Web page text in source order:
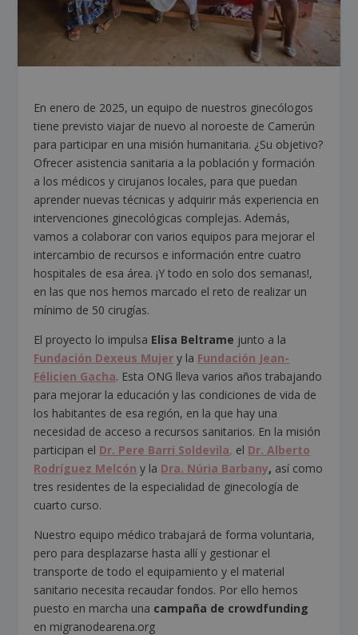
En enero de 2025, un equipo de nuestros ginecólogos
tiene previsto viajar de nuevo al noroeste de Camerún
para participar en una misión humanitaria. ¿Su objetivo?
Ofrecer asistencia sanitaria a la población y formación
a los médicos y cirujanos locales, para que puedan
aprender nuevas técnicas y adquirir más experiencia en
intervenciones ginecológicas complejas. Además,
vamos a colaborar con varios equipos para mejorar el
intercambio de recursos e información entre cuatro
hospitales de esa área. ¡Y todo en solo dos semanas!,
en las que nos hemos marcado el reto de realizar un
mínimo de 50 cirugías.
El proyecto lo impulsa Elisa Beltrame junto a la
Fundación Dexeus Mujer y la Fundación Jean-
Félicien Gacha. Esta ONG lleva varios años trabajando
para mejorar la educación y las condiciones de vida de
los habitantes de esa región, en la que hay una
necesidad de acceso a recursos sanitarios. En la misión
participan el Dr. Pere Barri Soldevila, el Dr. Alberto
Rodríguez Melcón y la Dra. Núria Barbany, así como
tres residentes de la especialidad de ginecología de
cuarto curso.
Nuestro equipo médico trabajará de forma voluntaria,
pero para desplazarse hasta allí y gestionar el
transporte de todo el equipamiento y el material
sanitario necesita recaudar fondos. Por ello hemos
puesto en marcha una campaña de crowdfunding
en migranodearena.org